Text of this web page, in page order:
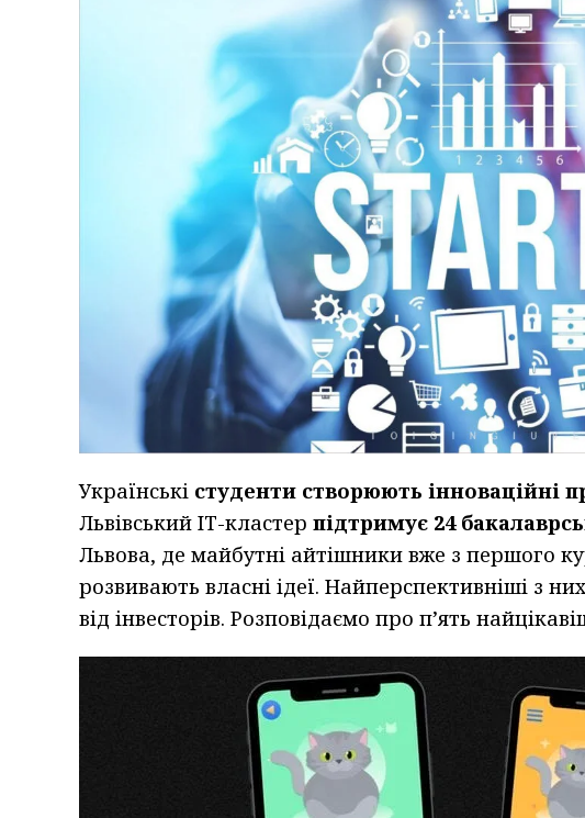
Українські студенти створюють інноваційні
Львівський ІТ-кластер підтримує 24
Львова, де майбутні айтішники вже з першого
розвивають власні ідеї. Найперспективніші з
від інвесторів. Розповідаємо про п’ять